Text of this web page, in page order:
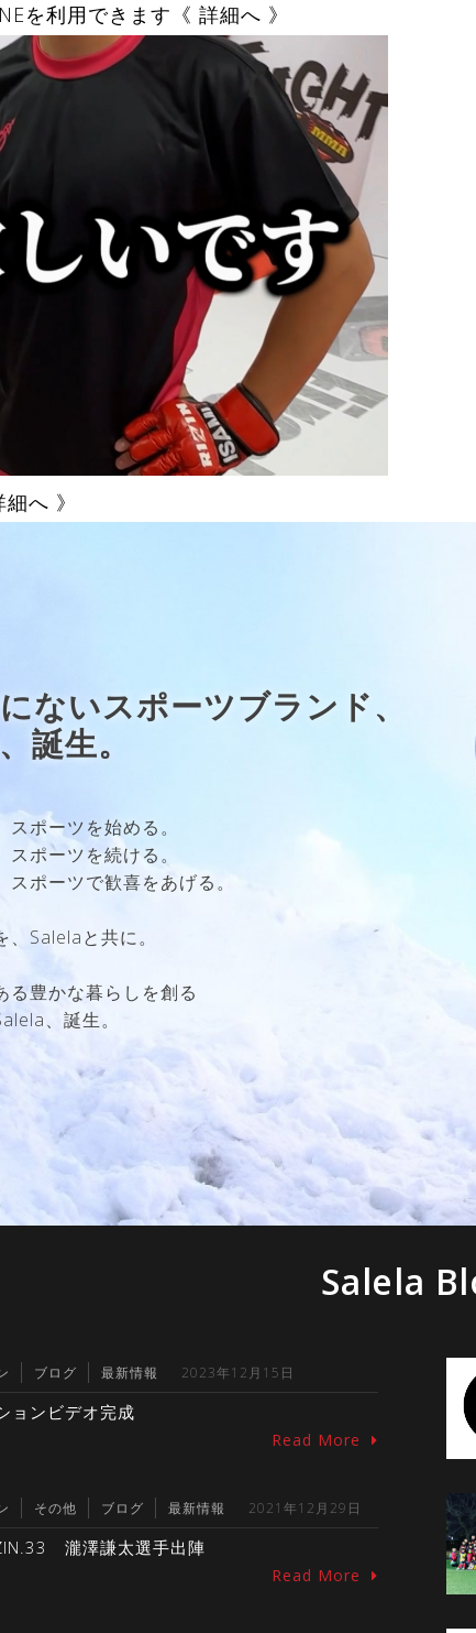
を利用できます《 詳細へ 》
へ 》
ないスポーツブランド、
誕生。
ポーツを始める。
ポーツを続ける。
スポーツで歓喜をあげる。
、Salelaと共に。
る豊かな暮らしを創る
、誕生。
Salela
ブログ 最新情報 2023年12月15日
ョンビデオ完成
Read More
その他 ブログ 最新情報 2021年12月29日
瀧澤謙太選手出陣
Read More